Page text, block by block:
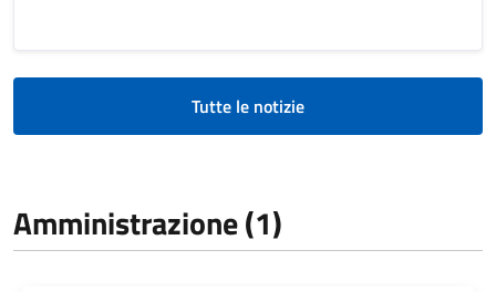
Tutte le notizie
Amministrazione (1)